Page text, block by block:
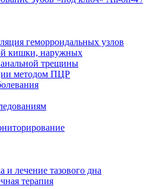
геморроидальных узлов
кишки, наружных
трещины
методом ПЦР
и лечение тазового дна
терапия